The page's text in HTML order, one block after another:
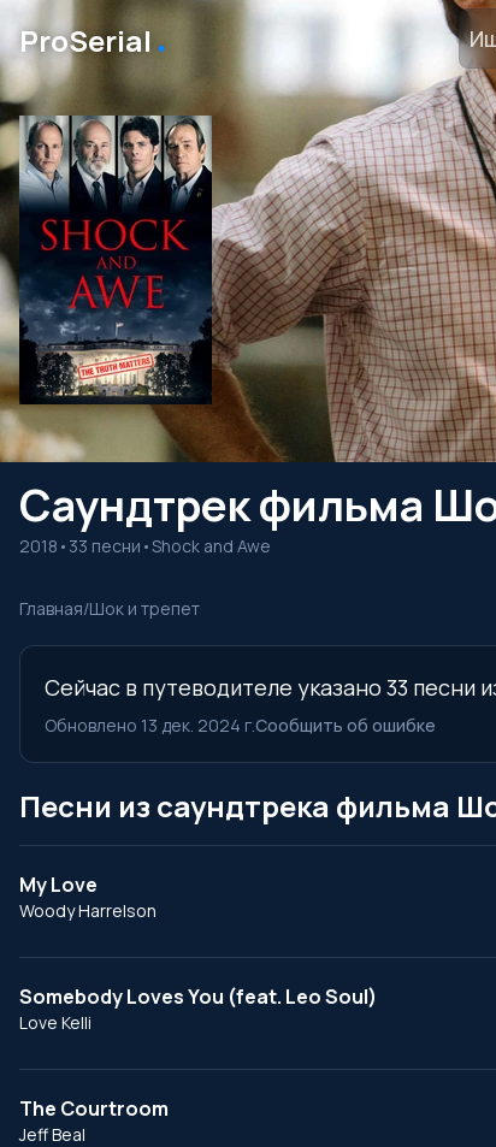
ProSerial ․
Саундтрек фильма
2018 • 33 песни •Shock and Awe
Главная/Шок и трепет
Сейчас в путеводителе указано 33 песни
Обновлено 13 дек. 2024 г.Сообщить об ошибке
Песни из саундтрека фильма
My Love
Woody Harrelson
Somebody Loves You (feat. Leo Soul)
Love Kelli
The Courtroom
Jeff Beal